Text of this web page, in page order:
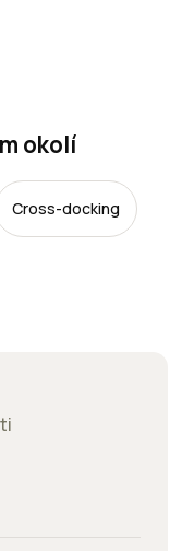
okolí
Cross-docking